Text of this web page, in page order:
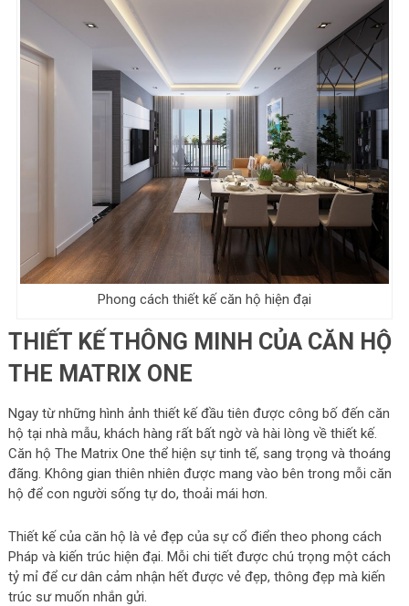
Phong cách thiết kế căn hộ hiện đại
THIẾT KẾ THÔNG MINH CỦA CĂN HỘ
THE MATRIX ONE
Ngay từ những hình ảnh thiết kế đầu tiên được công bố đến căn
hộ tại nhà mẫu, khách hàng rất bất ngờ và hài lòng về thiết kế.
Căn hộ The Matrix One thể hiện sự tinh tế, sang trọng và thoáng
đãng. Không gian thiên nhiên được mang vào bên trong mỗi căn
hộ để con người sống tự do, thoải mái hơn.
Thiết kế của căn hộ là vẻ đẹp của sự cổ điển theo phong cách
Pháp và kiến trúc hiện đại. Mỗi chi tiết được chú trọng một cách
tỷ mỉ để cư dân cảm nhận hết được vẻ đẹp, thông đẹp mà kiến
trúc sư muốn nhắn gửi.